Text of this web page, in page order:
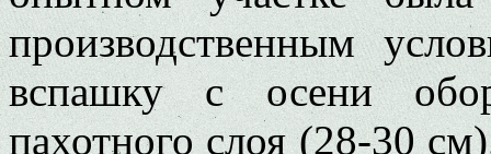
производственным
вспашку с осени
пахотного слоя (28-30